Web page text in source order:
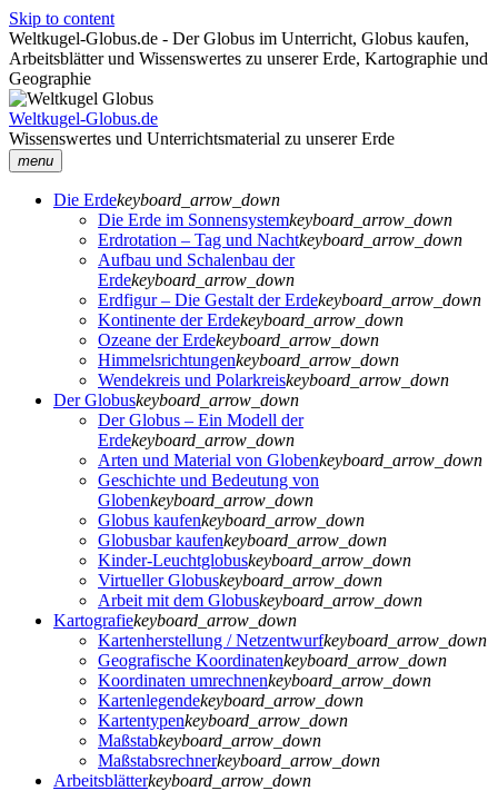
Skip to content
Weltkugel-Globus.de - Der Globus im Unterricht, Globus kaufen,
Arbeitsblätter und Wissenswertes zu unserer Erde, Kartographie und
Geographie
Weltkugel-Globus.de
Wissenswertes und Unterrichtsmaterial zu unserer Erde
menu
Die Erdekeyboard_arrow_down
Die Erde im Sonnensystemkeyboard_arrow_down
Erdrotation – Tag und Nachtkeyboard_arrow_down
Aufbau und Schalenbau der
Erdekeyboard_arrow_down
Erdfigur – Die Gestalt der Erdekeyboard_arrow_down
Kontinente der Erdekeyboard_arrow_down
Ozeane der Erdekeyboard_arrow_down
Himmelsrichtungenkeyboard_arrow_down
Wendekreis und Polarkreiskeyboard_arrow_down
Der Globuskeyboard_arrow_down
Der Globus – Ein Modell der
Erdekeyboard_arrow_down
Arten und Material von Globenkeyboard_arrow_down
Geschichte und Bedeutung von
Globenkeyboard_arrow_down
Globus kaufenkeyboard_arrow_down
Globusbar kaufenkeyboard_arrow_down
Kinder-Leuchtglobuskeyboard_arrow_down
Virtueller Globuskeyboard_arrow_down
Arbeit mit dem Globuskeyboard_arrow_down
Kartografiekeyboard_arrow_down
Kartenherstellung / Netzentwurfkeyboard_arrow_down
Geografische Koordinatenkeyboard_arrow_down
Koordinaten umrechnenkeyboard_arrow_down
Kartenlegendekeyboard_arrow_down
Kartentypenkeyboard_arrow_down
Maßstabkeyboard_arrow_down
Maßstabsrechnerkeyboard_arrow_down
Arbeitsblätterkeyboard_arrow_down